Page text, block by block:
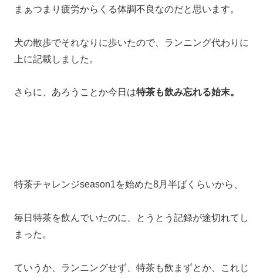
まぁつまり疲労からくる体調不良なのだと思います。
犬の散歩でそれなりに歩いたので、ランニング代わりに
上に記載しました。
さらに、あろうことか今日は特茶も飲み忘れる始末。
特茶チャレンジseason1を始めた8月半ばくらいから、
毎日特茶を飲んでいたのに、とうとう記録が途切れてし
まった。
ていうか、ランニングせず、特茶も飲まずとか、これじ